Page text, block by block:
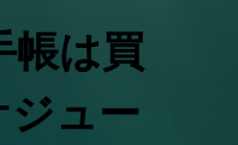
帳は買
ュー